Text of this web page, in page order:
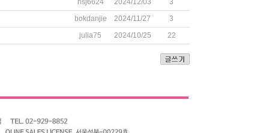
hsj6624
2024/12/03
3
bokdanjie
2024/11/27
3
julia75
2024/10/25 22